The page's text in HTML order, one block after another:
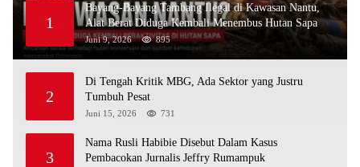
1
Bayang-Bayang Tambang Ilegal di Kawasan Nantu,
Alat Berat Diduga Kembali Menembus Hutan Sapa
Juni 9, 2026 895
2
Di Tengah Kritik MBG, Ada Sektor yang Justru
Tumbuh Pesat
Juni 15, 2026 731
3
Nama Rusli Habibie Disebut Dalam Kasus
Pembacokan Jurnalis Jeffry Rumampuk